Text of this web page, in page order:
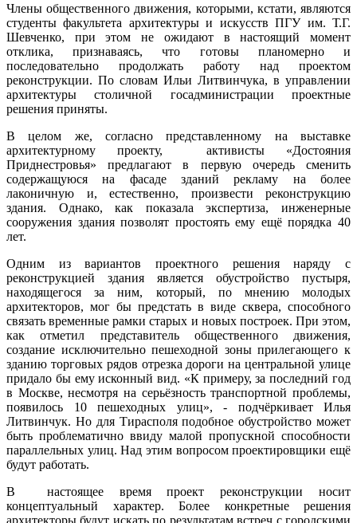
Члены общественного движения, которыми, кстати, являются
студенты факультета архитектуры и искусств ПГУ им. Т.Г.
Шевченко, при этом не ожидают в настоящий момент
отклика, признаваясь, что готовы планомерно и
последовательно продолжать работу над проектом
реконструкции. По словам Ильи Литвинчука, в управлении
архитектуры столичной госадминистрации проектные
решения приняты.
В целом же, согласно представленному на выставке
архитектурному проекту, активисты «Достояния
Приднестровья» предлагают в первую очередь сменить
содержащуюся на фасаде зданий рекламу на более
лаконичную и, естественно, произвести реконструкцию
здания. Однако, как показала экспертиза, инженерные
сооружения здания позволят простоять ему ещё порядка 40
лет.
Одним из вариантов проектного решения наряду с
реконструкцией здания является обустройство пустыря,
находящегося за ним, который, по мнению молодых
архитекторов, мог бы предстать в виде сквера, способного
связать временные рамки старых и новых построек. При этом,
как отметил представитель общественного движения,
создание исключительно пешеходной зоны прилегающего к
зданию торговых рядов отрезка дороги на центральной улице
придало бы ему исконный вид. «К примеру, за последний год
в Москве, несмотря на серьёзность транспортной проблемы,
появилось 10 пешеходных улиц», - подчёркивает Илья
Литвинчук. Но для Тирасполя подобное обустройство может
быть проблематично ввиду малой пропускной способности
параллельных улиц. Над этим вопросом проектировщики ещё
будут работать.
В настоящее время проект реконструкции носит
концептуальный характер. Более конкретные решения
архитекторы будут искать по результатам встреч с городскими